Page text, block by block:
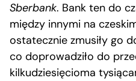
Sberbank. Bank ten do
między innymi na
ostatecznie zmusiły go
co doprowadziło do
kilkudziesięcioma